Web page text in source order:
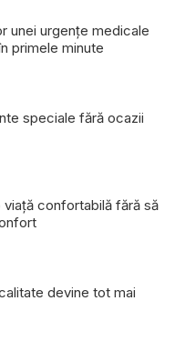
unei urgențe medicale
primele minute
speciale fără ocazii
confortabilă fără să
devine tot mai